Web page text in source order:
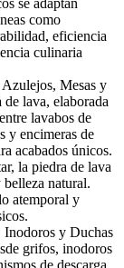
como
eficiencia
culinaria
Mesas y
lava, elaborada
lavabos de
y encimeras de
acabados únicos.
la piedra de lava
natural.
atemporal y
Inodoros y Duchas
grifos, inodoros
de descarga